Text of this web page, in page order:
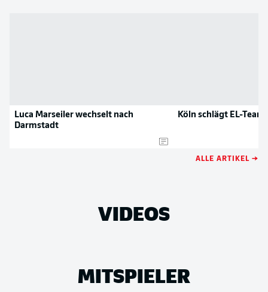
Luca Marseiler wechselt nach
Darmstadt
Köln schlägt EL-Team
ALLE ARTIKEL →
VIDEOS
MITSPIELER